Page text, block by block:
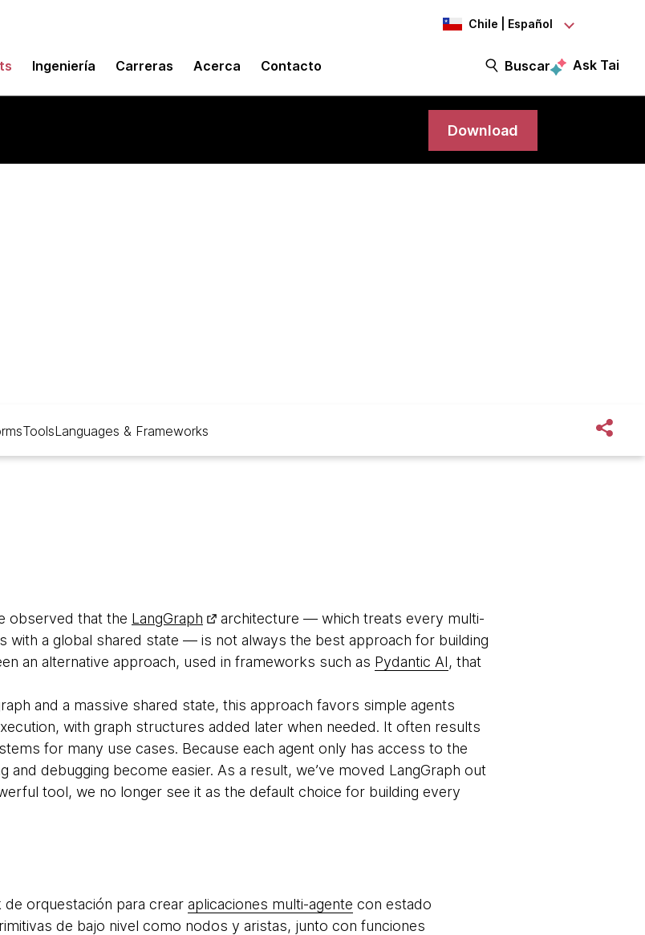
Chile | Español
Ingeniería Carreras Acerca Contacto Buscar Ask Tai
Download
ToolsLanguages & Frameworks
observed that the LangGraph
architecture — which treats every multi-
with a global shared state — is not always the best approach for building
an alternative approach, used in frameworks such as Pydantic AI, that
and a massive shared state, this approach favors simple agents
with graph structures added later when needed. It often results
for many use cases. Because each agent only has access to the
and debugging become easier. As a result, we’ve moved LangGraph out
tool, we no longer see it as the default choice for building every
orquestación para crear aplicaciones multi-agente con estado
de bajo nivel como nodos y aristas, junto con funciones